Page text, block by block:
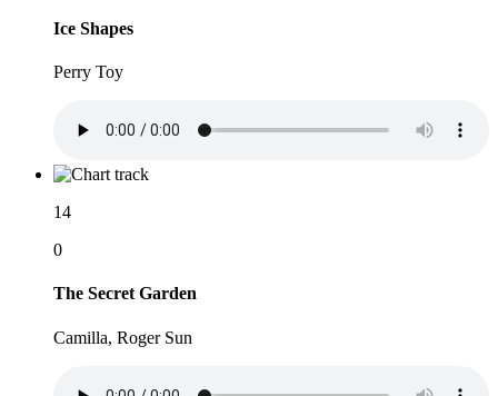
Ice Shapes
Perry Toy
14
0
The Secret Garden
Camilla, Roger Sun